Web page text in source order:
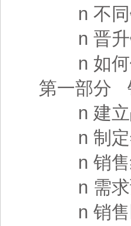
n 不
n 晋
n 如
第一部分
n 建
n 制
n 销
n 需
n 销